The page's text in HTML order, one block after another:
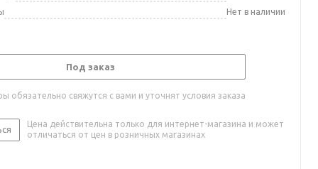
Нет в наличии
Под заказ
обязательно свяжутся с вами и уточнят условия заказа
Цена действительна только для интернет-магазина и может
отличаться от цен в розничных магазинах